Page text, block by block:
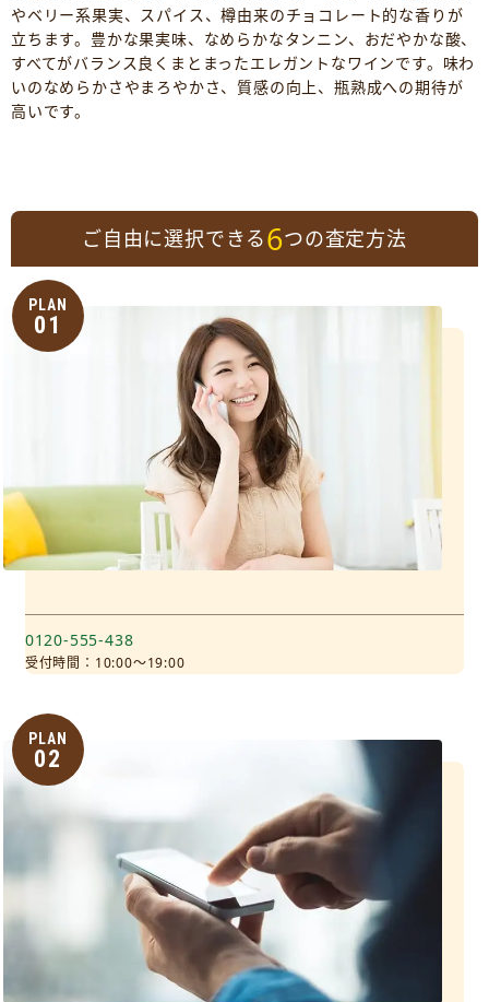
やベリー系果実、スパイス、樽由来のチョコレート的な香りが
立ちます。豊かな果実味、なめらかなタンニン、おだやかな酸、
すべてがバランス良くまとまったエレガントなワインです。味わ
いのなめらかさやまろやかさ、質感の向上、瓶熟成への期待が
高いです。
ご自由に選択できる6つの査定方法
PLAN
01
0120-555-438
受付時間：10:00～19:00
PLAN
02